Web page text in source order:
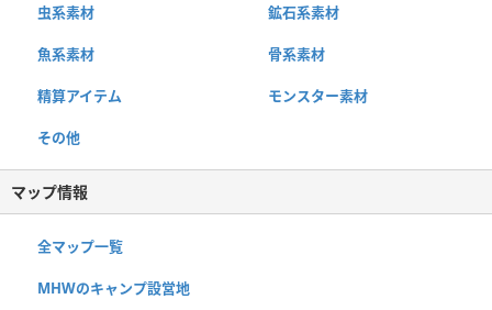
虫系素材 鉱石系素材
魚系素材 骨系素材
精算アイテム モンスター素材
その他
マップ情報
全マップ一覧
MHWのキャンプ設営地